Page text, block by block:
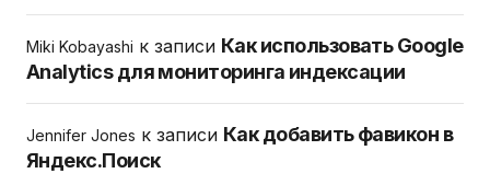
Miki Kobayashi к записи Как использовать Google
Analytics для мониторинга индексации
Jennifer Jones к записи Как добавить фавикон в
Яндекс.Поиск